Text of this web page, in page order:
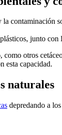
contaminación
junto con
como otros
esta capacidad.
naturales
depredando a